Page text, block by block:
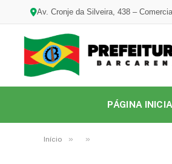
Av. Cronje da Silveira, 438 –
PÁGINA
Início » »